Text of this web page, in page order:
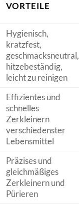
VORTEILE
Hygienisch,
kratzfest,
geschmacksneutral,
hitzebeständig,
leicht zu reinigen
Effizientes und
schnelles
Zerkleinern
verschiedenster
Lebensmittel
Präzises und
gleichmäßiges
Zerkleinern und
Pürieren